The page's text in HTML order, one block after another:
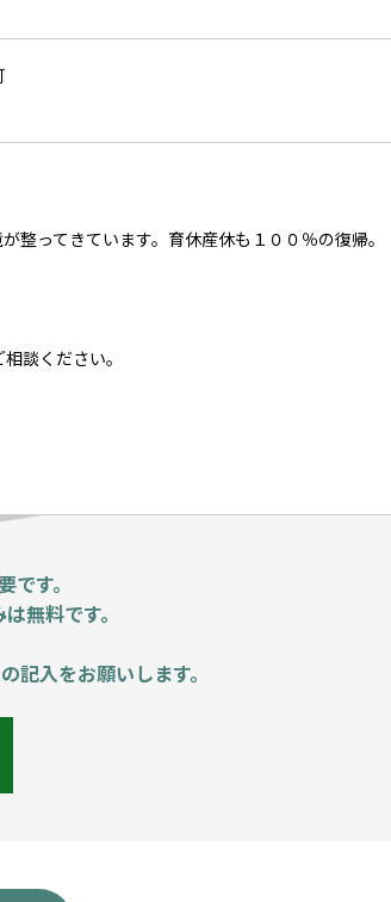
整ってきています。育休産休も１００％の復帰。
談ください。
す。
無料です。
入をお願いします。